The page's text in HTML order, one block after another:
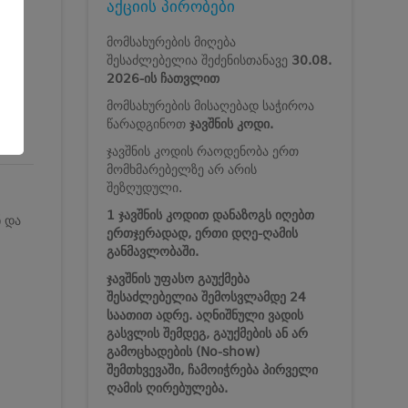
და
აქციის პირობები
მომსახურების მიღება
შესაძლებელია შეძენისთანავე 30.08.
2026-ის ჩათვლით
მომსახურების მისაღებად საჭიროა
წარადგინოთ ჯავშნის კოდი.
ჯავშნის კოდის რაოდენობა ერთ
მომხმარებელზე არ არის
შეზღუდული.
1 ჯავშნის კოდით დანაზოგს იღებთ
ერთჯერადად, ერთი დღე-ღამის
განმავლობაში.
ჯავშნის უფასო გაუქმება
შესაძლებელია შემოსვლამდე 24
საათით ადრე. აღნიშნული ვადის
გასვლის შემდეგ, გაუქმების ან არ
გამოცხადების (No-show)
შემთხვევაში, ჩამოიჭრება პირველი
ღამის ღირებულება.